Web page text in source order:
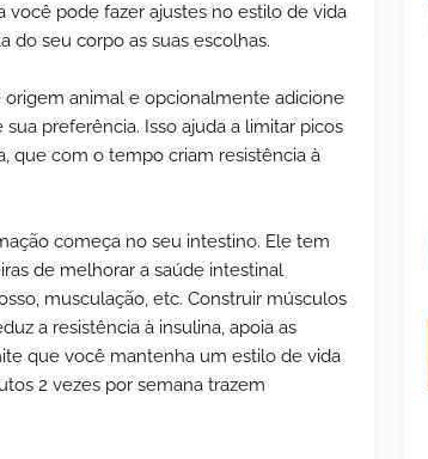
você pode fazer ajustes no estilo de vida
do seu corpo as suas escolhas.
animal e opcionalmente adicione
preferência. Isso ajuda a limitar picos
que com o tempo criam resistência à
começa no seu intestino. Ele tem
de melhorar a saúde intestinal
musculação, etc. Construir músculos
a resistência à insulina, apoia as
que você mantenha um estilo de vida
2 vezes por semana trazem